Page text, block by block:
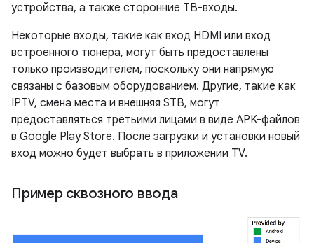
устройства, а также сторонние ТВ-входы.
Некоторые входы, такие как вход HDMI или вход
встроенного тюнера, могут быть предоставлены
только производителем, поскольку они напрямую
связаны с базовым оборудованием. Другие, такие как
IPTV, смена места и внешняя STB, могут
предоставляться третьими лицами в виде APK-файлов
в Google Play Store. После загрузки и установки новый
вход можно будет выбрать в приложении TV.
Пример сквозного ввода